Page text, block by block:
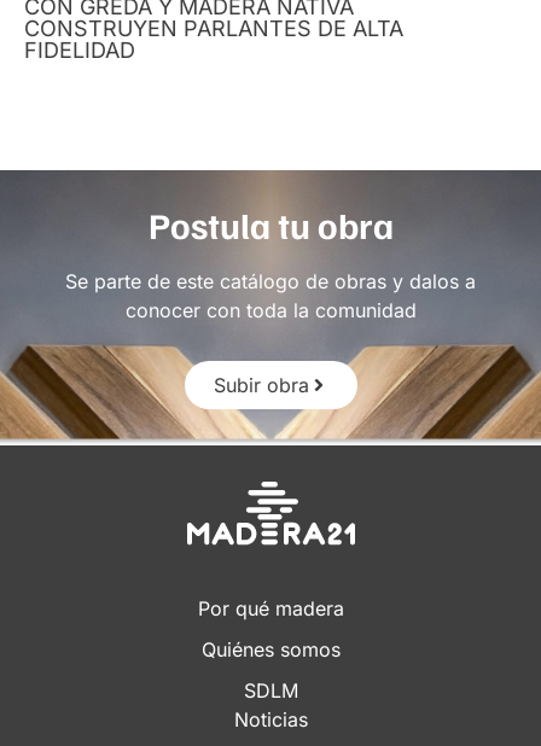
CON GREDA Y MADERA NATIVA
CONSTRUYEN PARLANTES DE ALTA
FIDELIDAD
Postula tu obra
Se parte de este catálogo de obras y dalos a
conocer con toda la comunidad
Subir obra
Por qué madera
Quiénes somos
SDLM
Noticias